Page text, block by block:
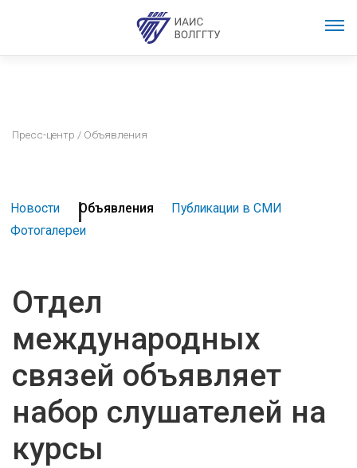
Пресс-центр / Объявления
Новости Объявления
Публикации в СМИ
Фотогалереи
Отдел
международных
связей объявляет
набор слушателей на
курсы